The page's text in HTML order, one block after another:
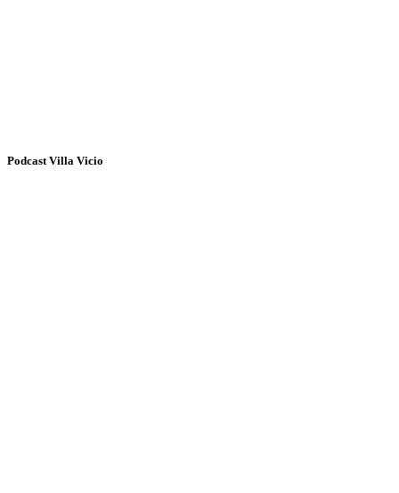
Podcast Villa Vicio